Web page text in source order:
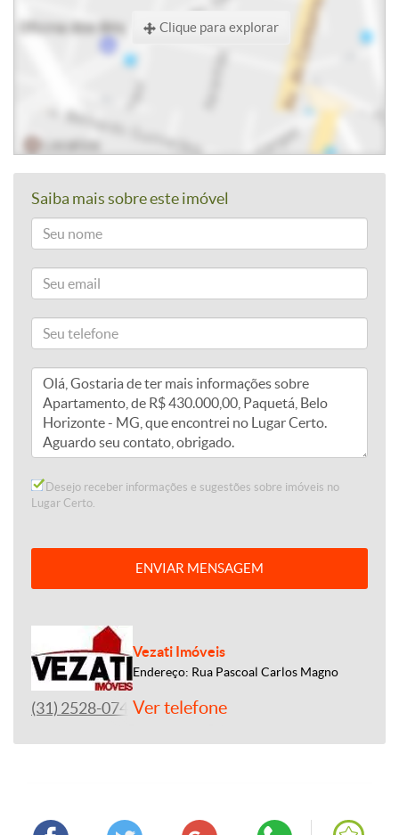
Clique para explorar
Saiba mais sobre este imóvel
Desejo receber informações e sugestões sobre imóveis no
Lugar Certo.
ENVIAR MENSAGEM
Vezati Imóveis
Endereço: Rua Pascoal Carlos Magno
(31) 2528-0746Ver telefone